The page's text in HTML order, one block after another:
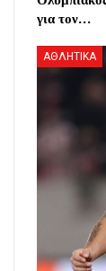
για τον…
ΑΘΛΗΤΙΚΑ